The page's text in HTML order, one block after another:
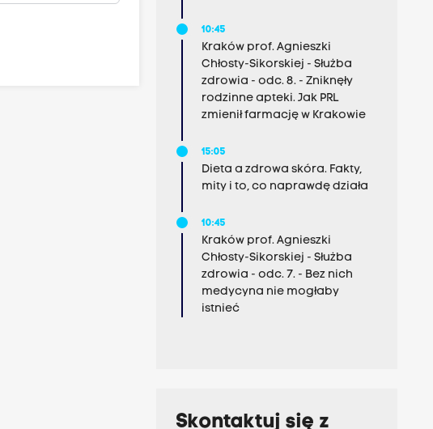
10:45
Kraków prof. Agnieszki
Chłosty-Sikorskiej - Służba
zdrowia - odc. 8. - Zniknęły
rodzinne apteki. Jak PRL
zmienił farmację w Krakowie
15:05
Dieta a zdrowa skóra. Fakty,
mity i to, co naprawdę działa
10:45
Kraków prof. Agnieszki
Chłosty-Sikorskiej - Służba
zdrowia - odc. 7. - Bez nich
medycyna nie mogłaby
istnieć
Skontaktuj się z